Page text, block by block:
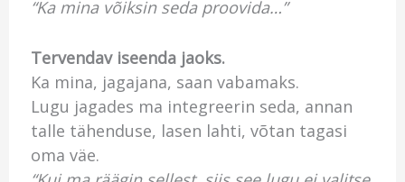
“Ka mina võiksin seda proovida…”
Tervendav iseenda jaoks.
Ka mina, jagajana, saan vabamaks.
Lugu jagades ma integreerin seda, annan
talle tähenduse, lasen lahti, võtan tagasi
oma väe.